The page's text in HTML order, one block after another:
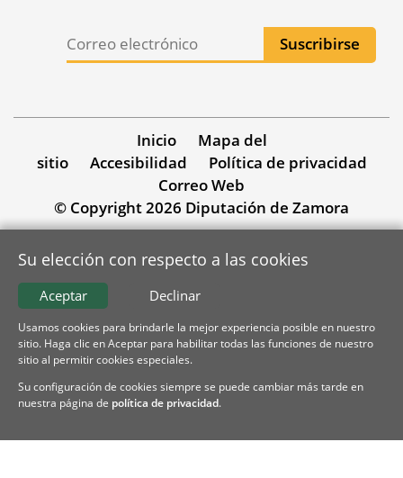
Inicio
Mapa del
sitio
Accesibilidad
Política de privacidad
Correo Web
© Copyright 2026 Diputación de Zamora
Su elección con respecto a las cookies
Declinar
Aceptar
Usamos cookies para brindarle la mejor experiencia posible en nuestro
sitio. Haga clic en Aceptar para habilitar todas las funciones de nuestro
sitio al permitir cookies especiales.
Su configuración de cookies siempre se puede cambiar más tarde en
nuestra página de política de privacidad.